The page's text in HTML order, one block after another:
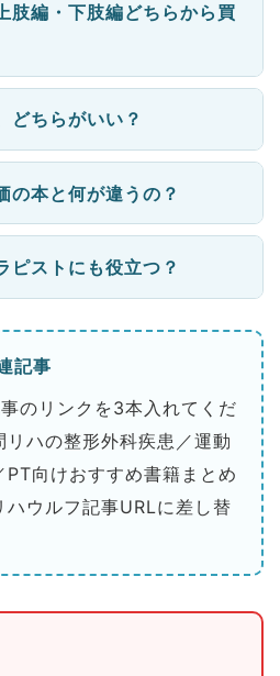
肢編・下肢編どちらから買
どちらがいい？
の本と何が違うの？
ピストにも役立つ？
記事
のリンクを3本入れてくだ
リハの整形外科疾患／運動
PT向けおすすめ書籍まとめ
ハウルフ記事URLに差し替